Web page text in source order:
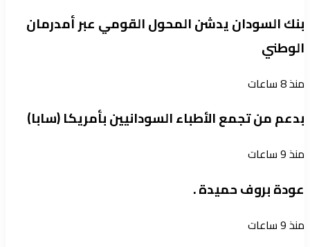
بنك السودان يدشن المحول القومي عبر أمدرمان
الوطني
منذ 8 ساعات
بدعم من تجمع الأطباء السودانيين بأمريكا (سابا)
منذ 9 ساعات
عودة بروف حميدة .
منذ 9 ساعات